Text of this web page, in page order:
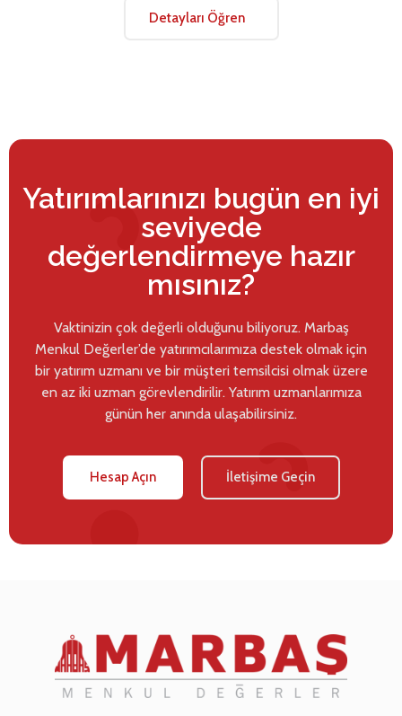
Detayları Öğren
Yatırımlarınızı bugün en iyi
seviyede
değerlendirmeye hazır
mısınız?
Vaktinizin çok değerli olduğunu biliyoruz. Marbaş
Menkul Değerler’de yatırımcılarımıza destek olmak için
bir yatırım uzmanı ve bir müşteri temsilcisi olmak üzere
en az iki uzman görevlendirilir. Yatırım uzmanlarımıza
günün her anında ulaşabilirsiniz.
Hesap Açın İletişime Geçin